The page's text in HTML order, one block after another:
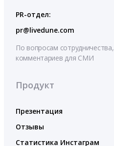
PR-отдел:
pr@livedune.com
По вопросам сотрудничества,
комментариев для СМИ
Продукт
Презентация
Отзывы
Статистика Инстаграм